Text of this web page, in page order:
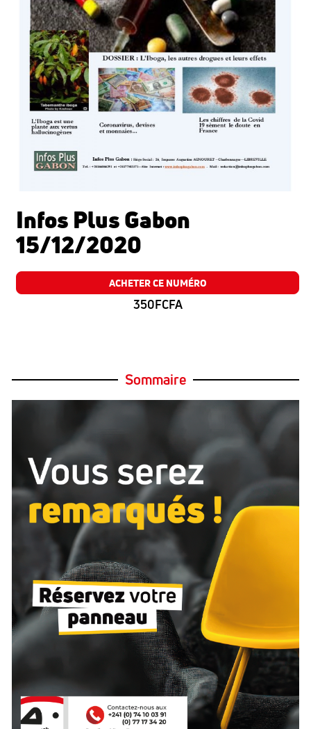
Infos Plus Gabon
15/12/2020
ACHETER CE NUMÉRO
350FCFA
Sommaire